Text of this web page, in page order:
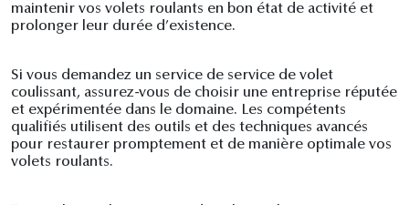
maintenir vos volets roulants en bon état de activité et
prolonger leur durée d’existence.
Si vous demandez un service de service de volet
coulissant, assurez-vous de choisir une entreprise réputée
et expérimentée dans le domaine. Les compétents
qualifiés utilisent des outils et des techniques avancés
pour restaurer promptement et de manière optimale vos
volets roulants.